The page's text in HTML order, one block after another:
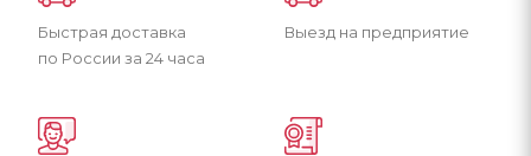
Быстрая доставка
по России за 24 часа
Выезд на предприятие